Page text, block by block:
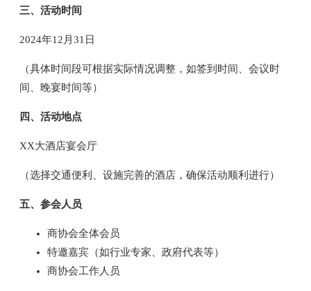
三、活动时间
2024年12月31日
（具体时间段可根据实际情况调整，如签到时间、会议时
间、晚宴时间等）
四、活动地点
XX大酒店宴会厅
（选择交通便利、设施完善的酒店，确保活动顺利进行）
五、参会人员
商协会全体会员
特邀嘉宾（如行业专家、政府代表等）
商协会工作人员